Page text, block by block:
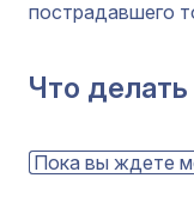
пострадавшего
Что делать
Пока вы ждете